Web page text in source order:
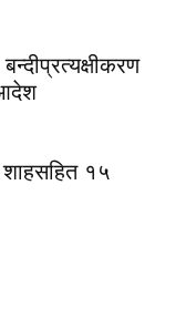
शाहसहित १५